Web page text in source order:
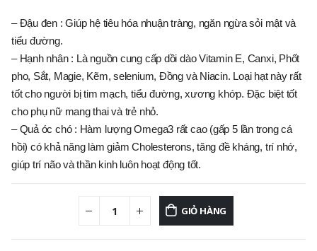
– Đậu đen : Giúp hệ tiêu hóa nhuận tràng, ngăn ngừa sỏi mật và
tiểu đường.
– Hạnh nhân : Là nguồn cung cấp dồi dào Vitamin E, Canxi, Phốt
pho, Sắt, Magie, Kẽm, selenium, Đồng và Niacin. Loại hạt này rất
tốt cho người bị tim mạch, tiểu đường, xương khớp. Đặc biệt tốt
cho phụ nữ mang thai và trẻ nhỏ.
– Quả óc chó : Hàm lượng Omega3 rất cao (gấp 5 lần trong cá
hồi) có khả năng làm giảm Cholesterons, tăng đề kháng, trí nhớ,
giúp trí não và thần kinh luôn hoạt động tốt.
GIỎ HÀNG